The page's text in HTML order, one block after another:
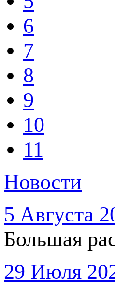
6
7
8
9
10
11
Новости
5 Августа
Большая
29 Июля